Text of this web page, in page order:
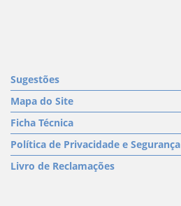
Sugestões
Mapa do Site
Ficha Técnica
Política de Privacidade e Segurança
Livro de Reclamações